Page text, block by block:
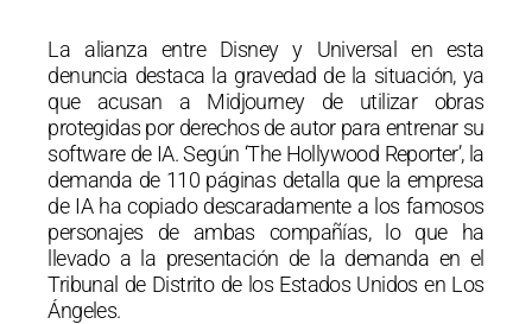
La alianza entre Disney y Universal en esta
denuncia destaca la gravedad de la situación, ya
que acusan a Midjourney de utilizar obras
protegidas por derechos de autor para entrenar su
software de IA. Según ‘The Hollywood Reporter’, la
demanda de 110 páginas detalla que la empresa
de IA ha copiado descaradamente a los famosos
personajes de ambas compañías, lo que ha
llevado a la presentación de la demanda en el
Tribunal de Distrito de los Estados Unidos en Los
Ángeles.